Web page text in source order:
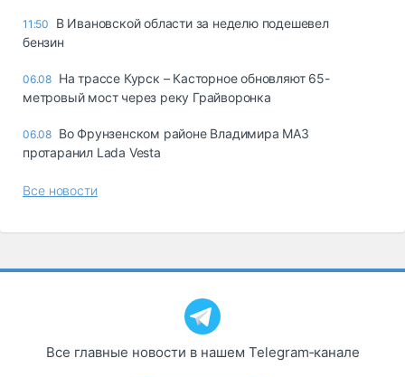
11:50
В Ивановской области за неделю подешевел
бензин
06.08 На трассе Курск – Касторное обновляют 65-
метровый мост через реку Грайворонка
06.08 Во Фрунзенском районе Владимира МАЗ
протаранил Lada Vesta
Все новости
Все главные новости в нашем Telegram‑канале